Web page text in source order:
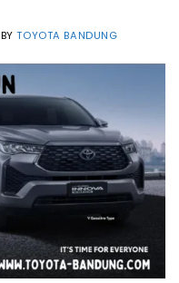
BYTOYOTA BANDUNG